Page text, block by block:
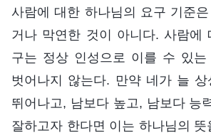
사람에 대한 하나님의 요구 기준
거나 막연한 것이 아니다. 사람에
구는 정상 인성으로 이를 수 있는
벗어나지 않는다. 만약 네가 늘
뛰어나고, 남보다 높고, 남보다 능
잘하고자 한다면 이는 하나님의